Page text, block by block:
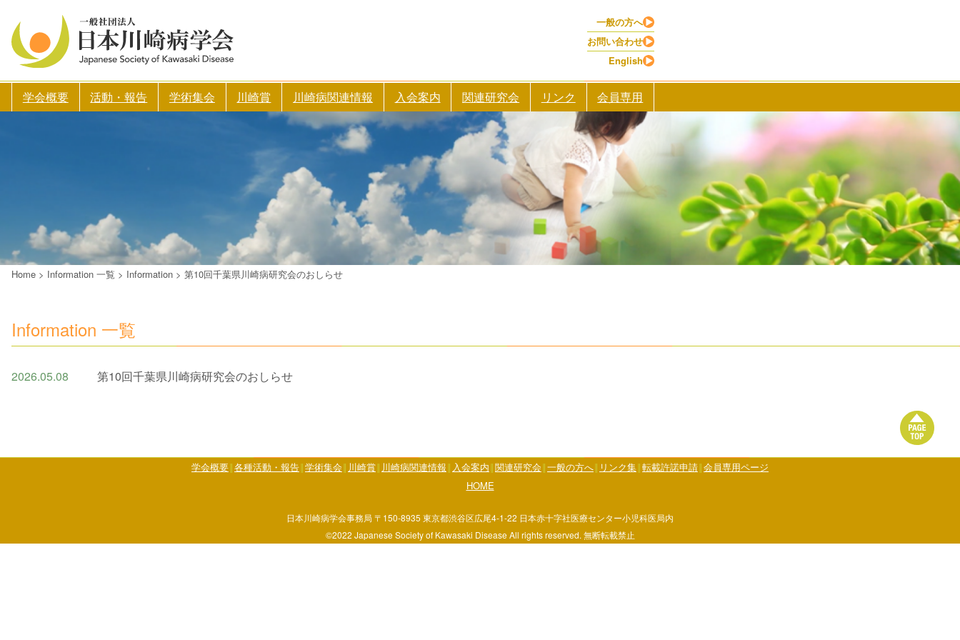
一般の方へ
お問い合わせ
English
学会概要 活動・報告 学術集会 川崎賞 川崎病関連情報 入会案内 関連研究会 リンク 会員専用
Home > Information 一覧 > Information > 第10回千葉県川崎病研究会のおしらせ
Information 一覧
2026.05.08 第10回千葉県川崎病研究会のおしらせ
学会概要 各種活動・報告 学術集会 川崎賞 川崎病関連情報 入会案内 関連研究会 一般の方へ リンク集 転載許諾申請 会員専用ページ
HOME
日本川崎病学会事務局 〒150-8935 東京都渋谷区広尾4-1-22 日本赤十字社医療センター小児科医局内
©2022 Japanese Society of Kawasaki Disease All rights reserved. 無断転載禁止